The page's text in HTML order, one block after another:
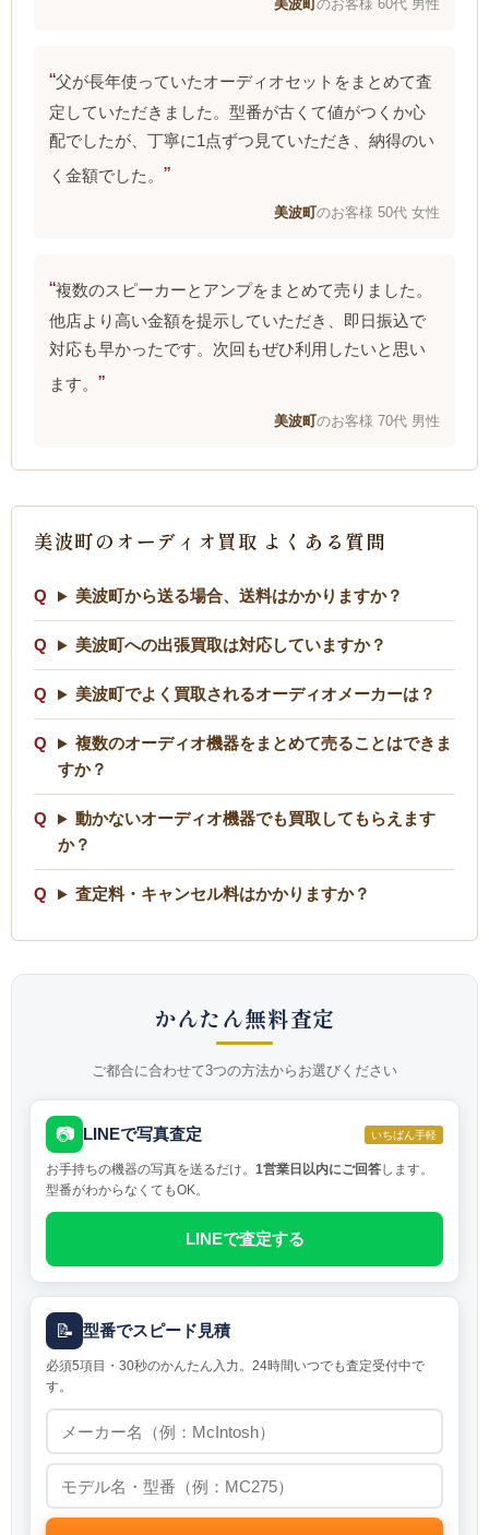
美波町のお客様 60代 男性
父が長年使っていたオーディオセットをまとめて査
定していただきました。型番が古くて値がつくか心
配でしたが、丁寧に1点ずつ見ていただき、納得のい
く金額でした。
美波町のお客様 50代 女性
複数のスピーカーとアンプをまとめて売りました。
他店より高い金額を提示していただき、即日振込で
対応も早かったです。次回もぜひ利用したいと思い
ます。
美波町のお客様 70代 男性
美波町のオーディオ買取 よくある質問
美波町から送る場合、送料はかかりますか？
美波町への出張買取は対応していますか？
美波町でよく買取されるオーディオメーカーは？
複数のオーディオ機器をまとめて売ることはできま
すか？
動かないオーディオ機器でも買取してもらえます
か？
査定料・キャンセル料はかかりますか？
かんたん無料査定
ご都合に合わせて3つの方法からお選びください
📷 LINEで写真査定 いちばん手軽
お手持ちの機器の写真を送るだけ。 1営業日以内にご回答します。
型番がわからなくてもOK。
LINEで査定する
📝 型番でスピード見積
必須5項目・30秒のかんたん入力。24時間いつでも査定受付中で
す。